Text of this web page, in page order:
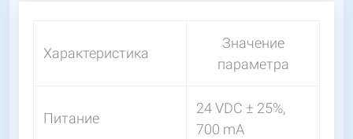
Характеристика
Значение
параметра
Питание
24 VDC ± 25%,
700 mA